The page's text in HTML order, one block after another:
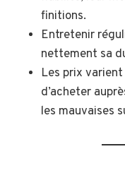
finitions.
Entretenir
nettement sa
Les prix
d’acheter
les mauvaises